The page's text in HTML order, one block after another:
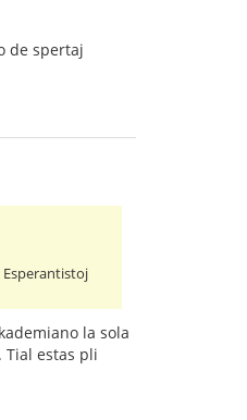
de spertaj
la sola
estas pli